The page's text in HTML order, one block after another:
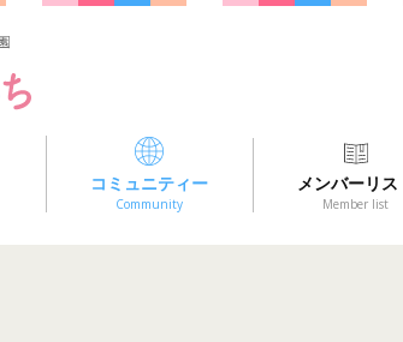
コミュニティー
Community
メンバーリス
Member list